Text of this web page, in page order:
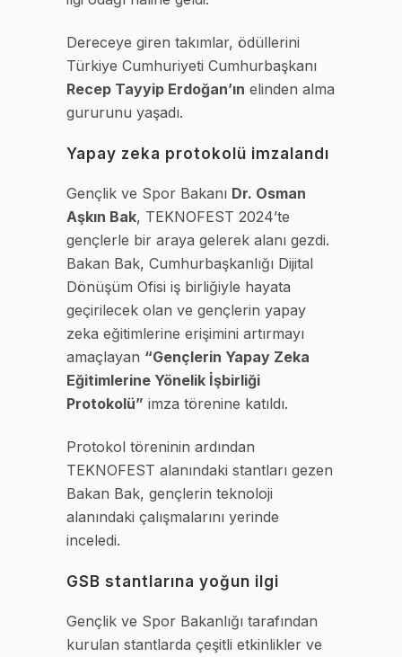
Dereceye giren takımlar, ödüllerini
Türkiye Cumhuriyeti Cumhurbaşkanı
Recep Tayyip Erdoğan’ın elinden alma
gururunu yaşadı.
Yapay zeka protokolü imzalandı
Gençlik ve Spor Bakanı Dr. Osman
Aşkın Bak, TEKNOFEST 2024’te
gençlerle bir araya gelerek alanı gezdi.
Bakan Bak, Cumhurbaşkanlığı Dijital
Dönüşüm Ofisi iş birliğiyle hayata
geçirilecek olan ve gençlerin yapay
zeka eğitimlerine erişimini artırmayı
amaçlayan “Gençlerin Yapay Zeka
Eğitimlerine Yönelik İşbirliği
Protokolü” imza törenine katıldı.
Protokol töreninin ardından
TEKNOFEST alanındaki stantları gezen
Bakan Bak, gençlerin teknoloji
alanındaki çalışmalarını yerinde
inceledi.
GSB stantlarına yoğun ilgi
Gençlik ve Spor Bakanlığı tarafından
kurulan stantlarda çeşitli etkinlikler ve